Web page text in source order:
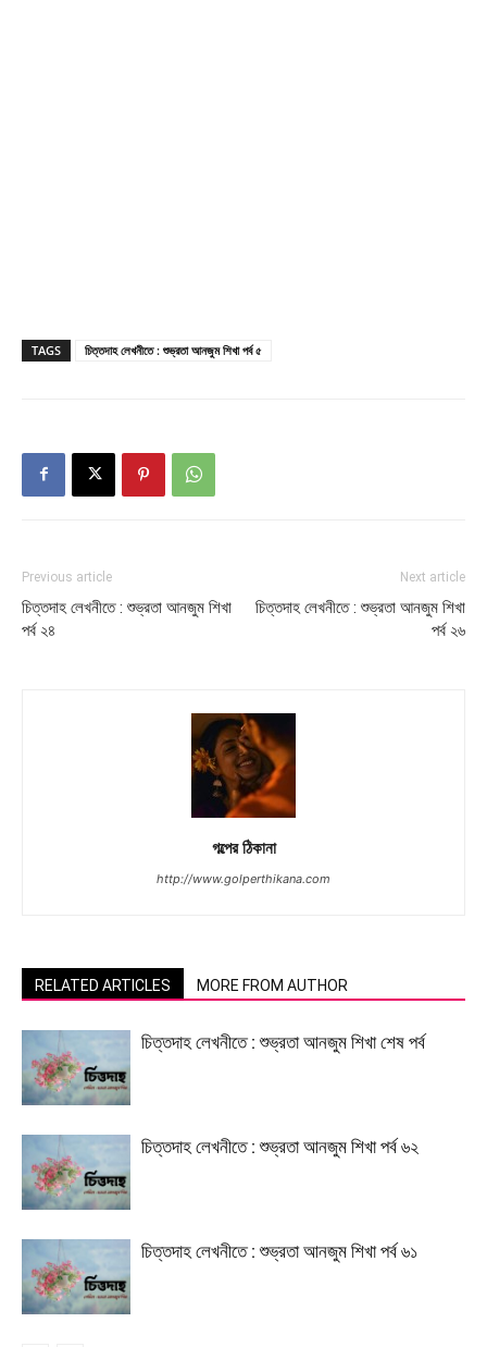
TAGS চিত্তদাহ লেখনীতে : শুভ্রতা আনজুম শিখা পর্ব ৫
Previous article
চিত্তদাহ লেখনীতে : শুভ্রতা আনজুম শিখা
পর্ব ২৪
Next article
চিত্তদাহ লেখনীতে : শুভ্রতা আনজুম শিখা
পর্ব ২৬
গল্পের ঠিকানা
http://www.golperthikana.com
RELATED ARTICLES MORE FROM AUTHOR
চিত্তদাহ লেখনীতে : শুভ্রতা আনজুম শিখা শেষ পর্ব
চিত্তদাহ লেখনীতে : শুভ্রতা আনজুম শিখা পর্ব ৬২
চিত্তদাহ লেখনীতে : শুভ্রতা আনজুম শিখা পর্ব ৬১